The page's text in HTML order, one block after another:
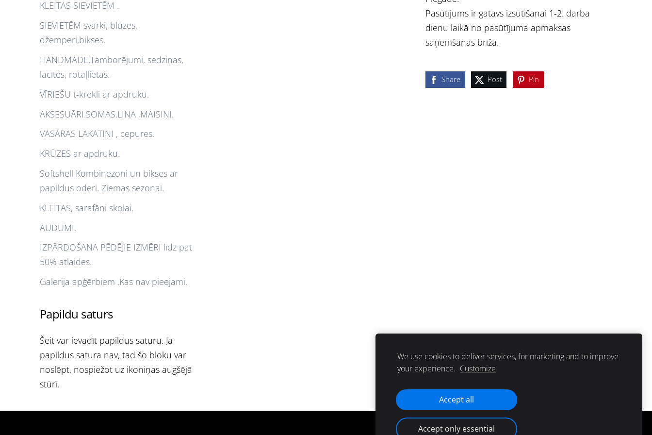
KLEITAS SIEVIETĒM .
SIEVIETĒM svārki, blūzes,
džemperi,bikses.
HANDMADE.Tamborējumi, sedziņas,
lacītes, rotaļlietas.
VĪRIEŠU t-krekli ar apdruku.
AKSESUĀRI.SOMAS.LINA ,MAISIŅI.
VASARAS LAKATIŅI , cepures.
KRŪZES ar apdruku.
Softshell Kombinezoni un bikses ar
papildus oderi. Ziemas sezonai.
KLEITAS, sarafāni skolai.
AUDUMI.
IZPĀRDOŠANA PĒDĒJIE IZMĒRI līdz pat
50% atlaides.
Galerija apģērbiem ,Kas nav pieejami.
Papildu saturs
Šeit var ievadīt papildus saturu. Ja
papildus satura nav, tad šo bloku var
noslēpt, nospiežot uz ikoniņas augšējā
stūrī.
Pasūtījums ir gatavs izsūtīšanai 1-2. darba
dienu laikā no pasūtījuma apmaksas
saņemšanas brīža.
Share Post Pin
We use cookies to deliver services, for marketing and to improve
your experience. Customize
Accept all
Accept only essential